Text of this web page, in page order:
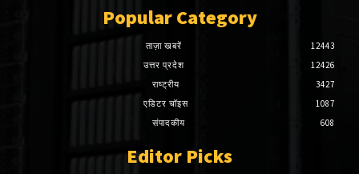
Popular Category
ताज़ा खबरें
12443
उत्तर प्रदेश
12426
राष्ट्रीय
3427
एडिटर चॉइस
1087
संपादकीय
608
Editor Picks